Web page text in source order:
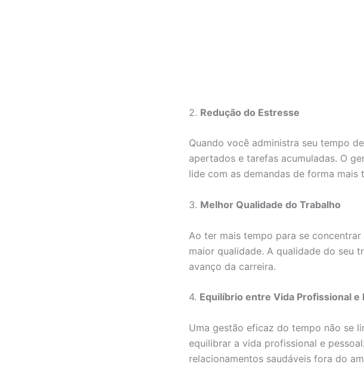
2. Redução do Estresse
Quando você administra seu tempo
apertados e tarefas acumuladas. O
lide com as demandas de forma mais
3. Melhor Qualidade do Trabalho
Ao ter mais tempo para se
maior qualidade. A qualidade do seu
avanço da carreira.
4. Equilíbrio entre Vida Profissional e
Uma gestão eficaz do tempo não se
equilibrar a vida profissional e
relacionamentos saudáveis fora do